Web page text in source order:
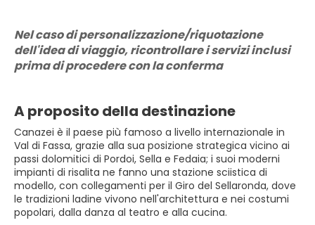
Nel caso di personalizzazione/riquotazione
dell'idea di viaggio, ricontrollare i servizi inclusi
prima di procedere con la conferma
A proposito della destinazione
Canazei è il paese più famoso a livello internazionale in
Val di Fassa, grazie alla sua posizione strategica vicino ai
passi dolomitici di Pordoi, Sella e Fedaia; i suoi moderni
impianti di risalita ne fanno una stazione sciistica di
modello, con collegamenti per il Giro del Sellaronda, dove
le tradizioni ladine vivono nell'architettura e nei costumi
popolari, dalla danza al teatro e alla cucina.